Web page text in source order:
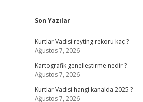
Sidebar
Son Yazılar
Kurtlar Vadisi reyting rekoru kaç ?
Ağustos 7, 2026
Kartografik genelleştirme nedir ?
Ağustos 7, 2026
Kurtlar Vadisi hangi kanalda 2025 ?
Ağustos 7, 2026